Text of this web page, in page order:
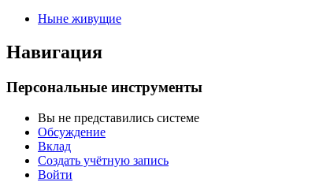
Ныне живущие
Навигация
Персональные инструменты
Вы не представились системе
Обсуждение
Вклад
Создать учётную запись
Войти